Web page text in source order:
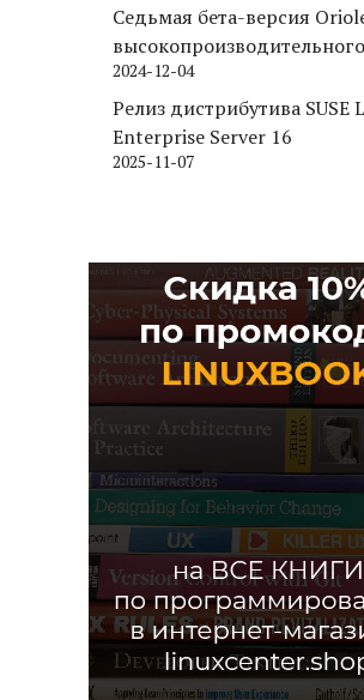
Седьмая бета-версия
высокопроизводительного
движка хранения для
2024-12-04
Релиз дистрибутива SUSE
Enterprise Server 16
2025-11-07